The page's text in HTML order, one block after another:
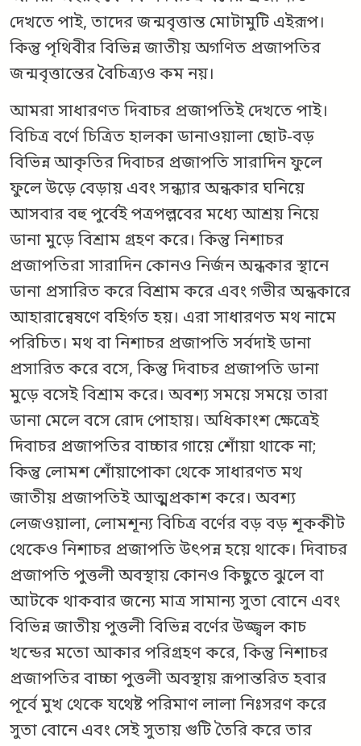
দেখতে পাই, তাদের জন্মবৃত্তান্ত মোটামুটি এইরূপ।
কিন্তু পৃথিবীর বিভিন্ন জাতীয় অগণিত প্রজাপতির
জন্মবৃত্তান্তের বৈচিত্র্যও কম নয়।
আমরা সাধারণত দিবাচর প্রজাপতিই দেখতে পাই।
বিচিত্র বর্ণে চিত্রিত হালকা ডানাওয়ালা ছোট-বড়
বিভিন্ন আকৃতির দিবাচর প্রজাপতি সারাদিন ফুলে
ফুলে উড়ে বেড়ায় এবং সন্ধ্যার অন্ধকার ঘনিয়ে
আসবার বহু পুর্বেই পত্রপল্লবের মধ্যে আশ্রয় নিয়ে
ডানা মুড়ে বিশ্রাম গ্রহণ করে। কিন্তু নিশাচর
প্রজাপতিরা সারাদিন কোনও নির্জন অন্ধকার স্থানে
ডানা প্রসারিত করে বিশ্রাম করে এবং গভীর অন্ধকারে
আহারান্বেষণে বহির্গত হয়। এরা সাধারণত মথ নামে
পরিচিত। মথ বা নিশাচর প্রজাপতি সর্বদাই ডানা
প্রসারিত করে বসে, কিন্তু দিবাচর প্রজাপতি ডানা
মুড়ে বসেই বিশ্রাম করে। অবশ্য সময়ে সময়ে তারা
ডানা মেলে বসে রোদ পোহায়। অধিকাংশ ক্ষেত্রেই
দিবাচর প্রজাপতির বাচ্চার গায়ে শোঁয়া থাকে না;
কিন্তু লোমশ শোঁয়াপোকা থেকে সাধারণত মথ
জাতীয় প্রজাপতিই আত্মপ্রকাশ করে। অবশ্য
লেজওয়ালা, লোমশূন্য বিচিত্র বর্ণের বড় বড় শূককীট
থেকেও নিশাচর প্রজাপতি উৎপন্ন হয়ে থাকে। দিবাচর
প্রজাপতি পুত্তলী অবস্থায় কোনও কিছুতে ঝুলে বা
আটকে থাকবার জন্যে মাত্র সামান্য সুতা বোনে এবং
বিভিন্ন জাতীয় পুত্তলী বিভিন্ন বর্ণের উজ্জ্বল কাচ
খন্ডের মতো আকার পরিগ্রহণ করে, কিন্তু নিশাচর
প্রজাপতির বাচ্চা পুত্তলী অবস্থায় রূপান্তরিত হবার
পূর্বে মুখ থেকে যথেষ্ট পরিমাণ লালা নিঃসরণ করে
সুতা বোনে এবং সেই সুতায় গুটি তৈরি করে তার